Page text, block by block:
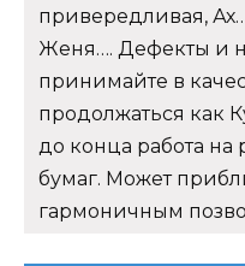
привередливая,
Женя…. Дефекты и
принимайте в
продолжаться как
до конца работа
бумаг. Может
гармоничным